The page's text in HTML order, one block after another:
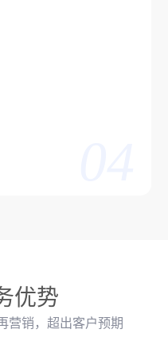
优势
营销，超出客户预期